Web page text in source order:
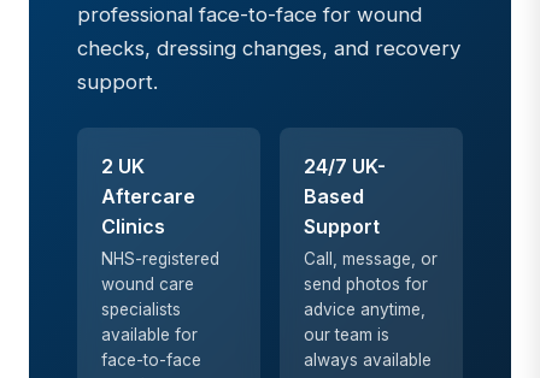
professional face-to-face for wound
checks, dressing changes, and recovery
support.
2 UK
Aftercare
Clinics
NHS-registered
wound care
specialists
available for
face-to-face
24/7 UK-
Based
Support
Call, message, or
send photos for
advice anytime,
our team is
always available